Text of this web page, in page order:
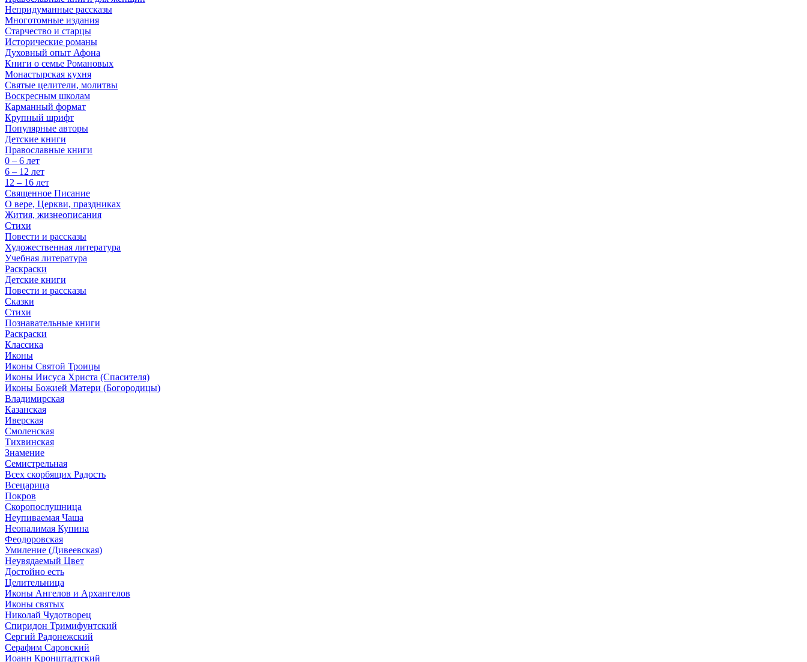
Непридуманные рассказы
Многотомные издания
Старчество и старцы
Исторические романы
Духовный опыт Афона
Книги о семье Романовых
Монастырская кухня
Святые целители, молитвы
Воскресным школам
Карманный формат
Крупный шрифт
Популярные авторы
Детские книги
Православные книги
0 – 6 лет
6 – 12 лет
12 – 16 лет
Священное Писание
О вере, Церкви, праздниках
Жития, жизнеописания
Стихи
Повести и рассказы
Художественная литература
Учебная литература
Раскраски
Детские книги
Повести и рассказы
Сказки
Стихи
Познавательные книги
Раскраски
Классика
Иконы
Иконы Святой Троицы
Иконы Иисуса Христа (Спасителя)
Иконы Божией Матери (Богородицы)
Владимирская
Казанская
Иверская
Смоленская
Тихвинская
Знамение
Семистрельная
Всех скорбящих Радость
Всецарица
Покров
Скоропослушница
Неупиваемая Чаша
Неопалимая Купина
Феодоровская
Умиление (Дивеевская)
Неувядаемый Цвет
Достойно есть
Целительница
Иконы Ангелов и Архангелов
Иконы святых
Николай Чудотворец
Спиридон Тримифунтский
Сергий Радонежский
Серафим Саровский
Иоанн Кронштадтский